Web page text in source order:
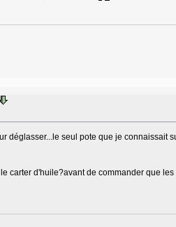
déglasser...le seul pote que je connaissait
carter d'huile?avant de commander que les